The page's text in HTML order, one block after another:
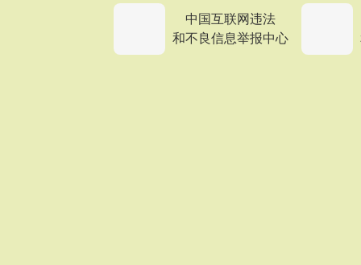
中国互联网违法
和不良信息举报中心